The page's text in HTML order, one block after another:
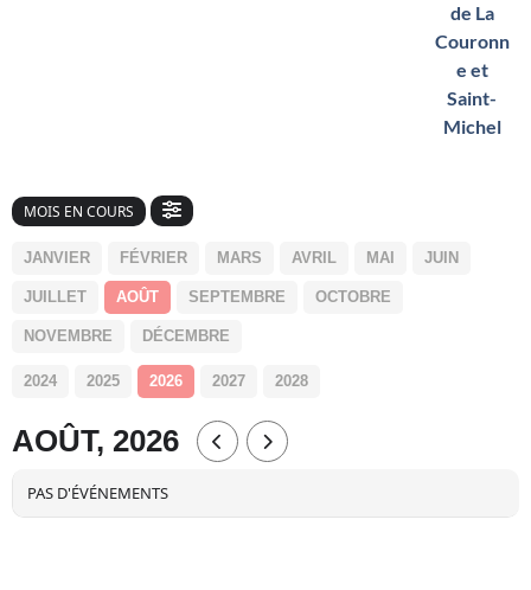
de La
Couronn
e et
Saint-
Michel
MOIS EN COURS
JANVIER FÉVRIER MARS AVRIL MAI JUIN
JUILLET AOÛT SEPTEMBRE OCTOBRE
NOVEMBRE DÉCEMBRE
2024 2025 2026 2027 2028
AOÛT, 2026
PAS D'ÉVÉNEMENTS